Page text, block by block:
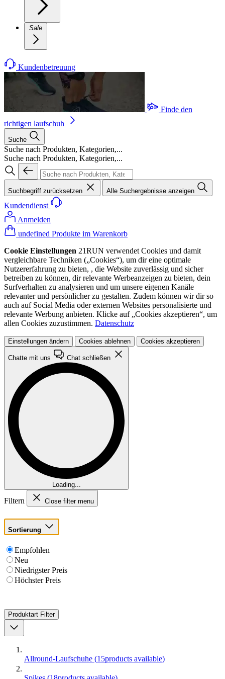
Sale
Kundenbetreuung
Finde den
richtigen laufschuh
Suche
Suche nach Produkten, Kategorien,...
Suche nach Produkten, Kategorien,...
Suchbegriff zurücksetzen Alle Suchergebnisse anzeigen
Kundendienst
Anmelden
undefined Produkte im Warenkorb
Cookie Einstellungen 21RUN verwendet Cookies und damit
vergleichbare Techniken („Cookies“), um dir eine optimale
Nutzererfahrung zu bieten, , die Website zuverlässig und sicher
betreiben zu können, dir relevante Werbeanzeigen zu bieten, dein
Surfverhalten zu analysieren und um unsere eigenen Kanäle
relevanter und persönlicher zu gestalten. Zudem können wir dir so
auch auf Social Media oder externen Websites personalisierte und
relevante Werbung anbieten. Klicke auf „Cookies akzeptieren“, um
allen Cookies zuzustimmen. Datenschutz
Einstellungen ändern Cookies ablehnen Cookies akzeptieren
Chatte mit uns Chat schließen
Loading...
Filtern Close filter menu
Sortierung
Empfohlen
Neu
Niedrigster Preis
Höchster Preis
Produktart Filter
Allround-Laufschuhe (15products available)